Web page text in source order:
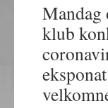
Mandag
klub